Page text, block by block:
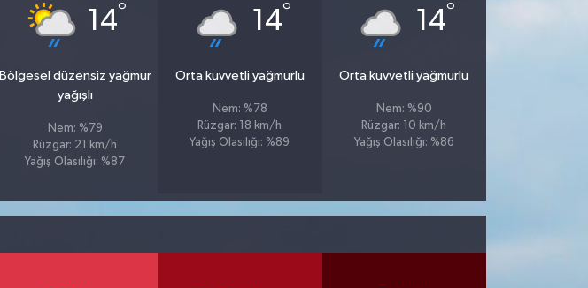
14°
Bölgesel düzensiz yağmur
yağışlı
Nem: %79
Rüzgar: 21 km/h
Yağış Olasılığı: %87
14°
Orta kuvvetli yağmurlu
Nem: %78
Rüzgar: 18 km/h
Yağış Olasılığı: %89
14°
Orta kuvvetli yağmurlu
Nem: %90
Rüzgar: 10 km/h
Yağış Olasılığı: %86